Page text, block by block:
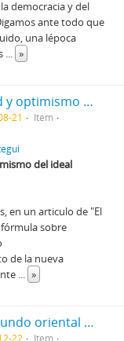
democracia y del
ante todo que
una lépoca
... »
Pesimismo de la realidad y optimismo del ideal [Recorte de prensa]
21
Item
del ideal
en un articulo de "El
sobre
de la nueva
... »
La transformación del mundo oriental [Recorte de prensa]
22
Item